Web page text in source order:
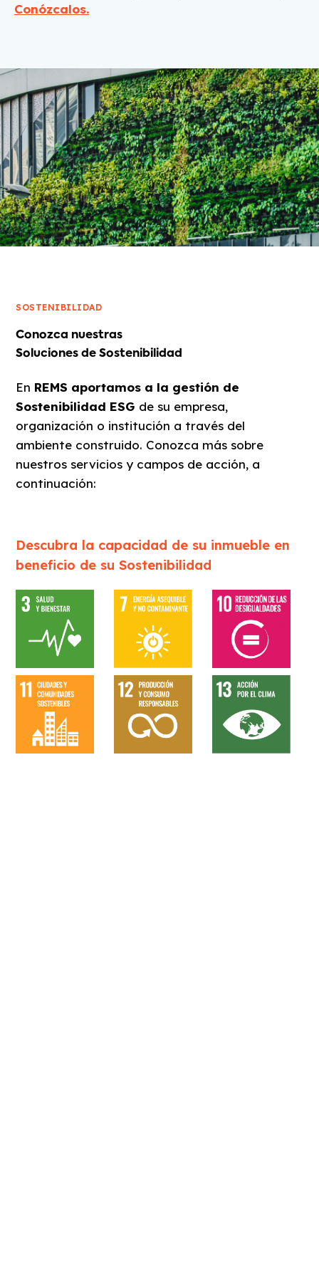
Conózcalos.
SOSTENIBILIDAD
Conozca nuestras
Soluciones de Sostenibilidad
En REMS aportamos a la gestión de
Sostenibilidad ESG de su empresa,
organización o institución a través del
ambiente construido. Conozca más sobre
nuestros servicios y campos de acción, a
continuación:
Descubra la capacidad de su inmueble en
beneficio de su Sostenibilidad